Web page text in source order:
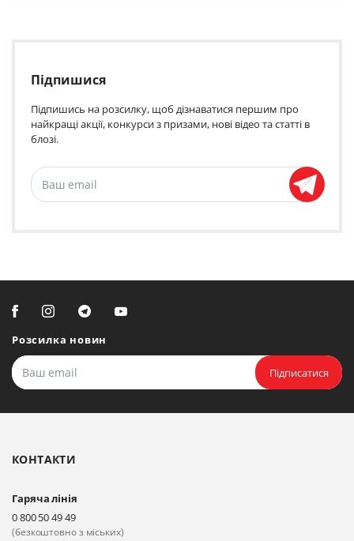
Підпишися
Підпишись на розсилку, щоб дізнаватися першим про
найкращі акції, конкурси з призами, нові відео та статті в
блозі.
Розсилка новин
Підписатися
КОНТАКТИ
Гаряча лінія
0 800 50 49 49
(безкоштовно з міських)